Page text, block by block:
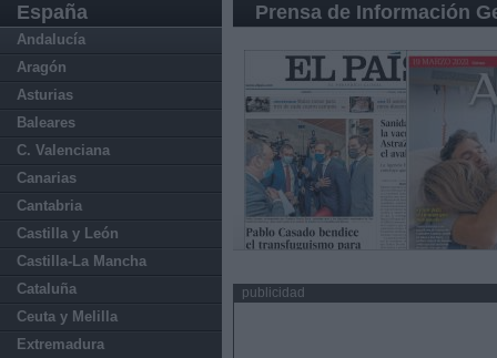
España
Andalucía
Aragón
Asturias
Baleares
C. Valenciana
Canarias
Cantabria
Castilla y León
Castilla-La Mancha
Cataluña
Ceuta y Melilla
Extremadura
Prensa de Información
publicidad